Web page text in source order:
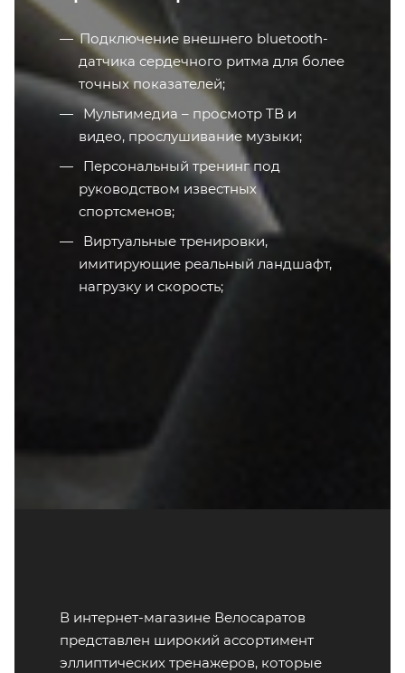
Подключение внешнего bluetooth-
датчика сердечного ритма для более
точных показателей;
Мультимедиа – просмотр ТВ и
видео, прослушивание музыки;
Персональный тренинг под
руководством известных
спортсменов;
Виртуальные тренировки,
имитирующие реальный ландшафт,
нагрузку и скорость;
В интернет-магазине Велосаратов
представлен широкий ассортимент
эллиптических тренажеров, которые